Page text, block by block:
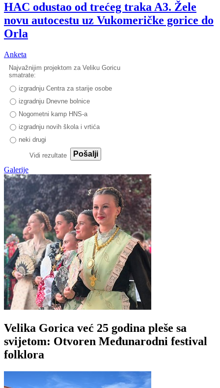
HAC odustao od trećeg traka A3. Žele
novu autocestu uz Vukomeričke gorice do
Orla
Anketa
Najvažnijim projektom za Veliku Goricu
smatrate:
izgradnju Centra za starije osobe
izgradnju Dnevne bolnice
Nogometni kamp HNS-a
izgradnju novih škola i vrtića
neki drugi
Vidi rezultate
Pošalji
Galerije
Velika Gorica već 25 godina pleše sa
svijetom: Otvoren Međunarodni festival
folklora